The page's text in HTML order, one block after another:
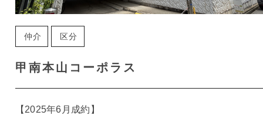
仲介 区分
甲南本山コーポラス
【2025年6月成約】